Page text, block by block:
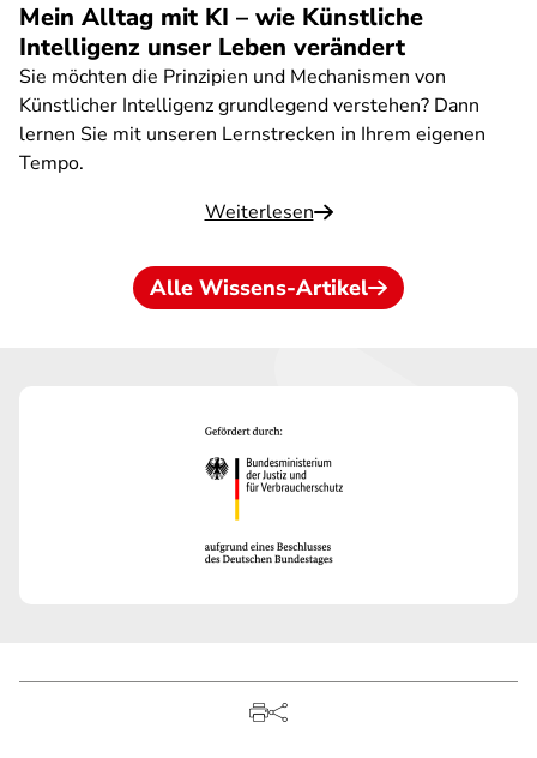
Mein Alltag mit KI – wie Künstliche
Intelligenz unser Leben verändert
Sie möchten die Prinzipien und Mechanismen von
Künstlicher Intelligenz grundlegend verstehen? Dann
lernen Sie mit unseren Lernstrecken in Ihrem eigenen
Tempo.
Weiterlesen
Alle Wissens-Artikel